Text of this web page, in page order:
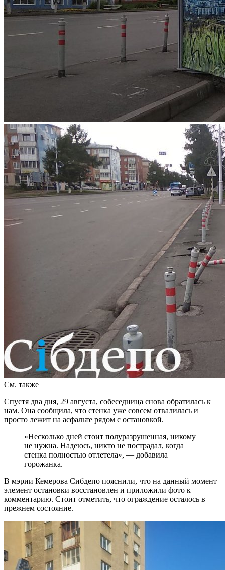
См. также
Спустя два дня, 29 августа, собеседница снова обратилась к
нам. Она сообщила, что стенка уже совсем отвалилась и
просто лежит на асфальте рядом с остановкой.
«Несколько дней стоит полуразрушенная, никому
не нужна. Надеюсь, никто не пострадал, когда
стенка полностью отлетела», — добавила
горожанка.
В мэрии Кемерова Сибдепо пояснили, что на данный момент
элемент остановки восстановлен и приложили фото к
комментарию. Стоит отметить, что ограждение осталось в
прежнем состояние.